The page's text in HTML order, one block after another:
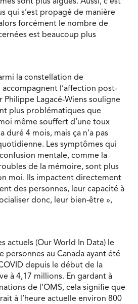
sont plus aiguës. Aussi, c’est
qui s’est propagé de manière
forcément le nombre de
est beaucoup plus
la constellation de
l’affection post-
Philippe Lagacé-Wiens souligne
plus problématiques que
même souffert d’une toux
duré 4 mois, mais ça n’a pas
Les symptômes qui
mentale, comme la
de la mémoire, sont plus
moi. Ils impactent directement
des personnes, leur capacité à
donc, leur bien-être »,
actuels (Our World In Data) le
personnes au Canada ayant été
depuis le début de la
à 4,17 millions. En gardant à
de l’OMS, cela signifie que
à l’heure actuelle environ 800